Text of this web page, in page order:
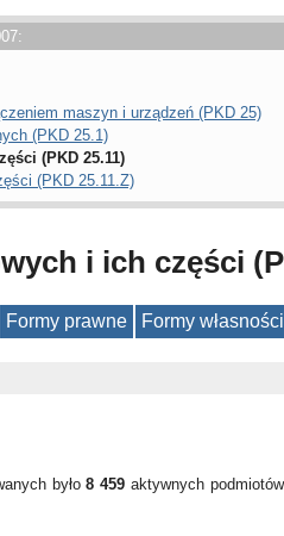
maszyn i urządzeń (PKD 25)
(PKD 25.1)
(PKD 25.11)
(PKD 25.11.Z)
i ich części
Formy prawne Formy własności
było8 459 aktywnych